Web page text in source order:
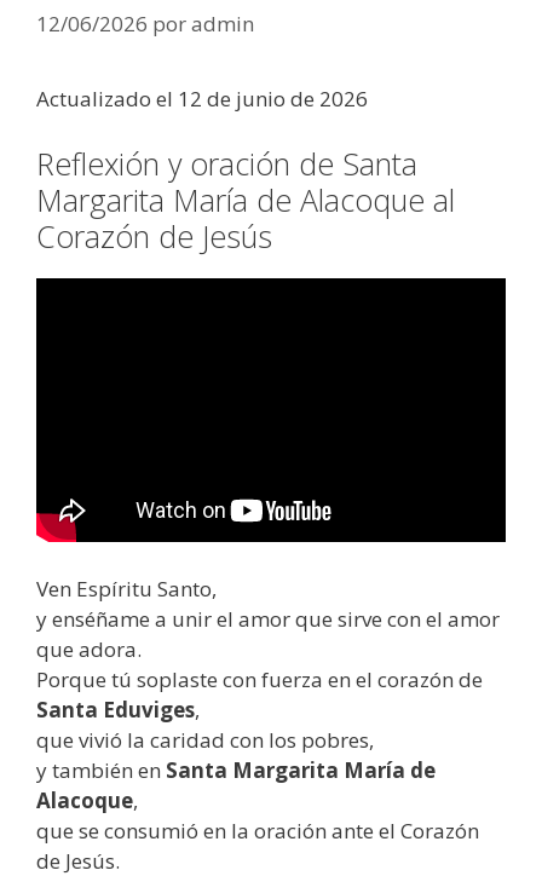
12/06/2026 poradmin
Actualizado el 12 de junio de 2026
Reflexión y oración de Santa
Margarita María de Alacoque al
Corazón de Jesús
Ven Espíritu Santo,
y enséñame a unir el amor que sirve con el amor
que adora.
Porque tú soplaste con fuerza en el corazón de
Santa Eduviges,
que vivió la caridad con los pobres,
y también en Santa Margarita María de
Alacoque,
que se consumió en la oración ante el Corazón
de Jesús.